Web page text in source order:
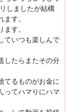
しましたが結構
す。
す。
ていつも楽しんで
したらまたその分
てるものがお金に
ってハマりにハマ